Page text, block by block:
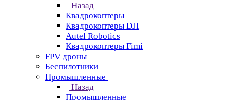
Назад
Квадрокоптеры
Квадрокоптеры DJI
Autel Robotics
Квадрокоптеры Fimi
FPV дроны
Беспилотники
Промышленные
Назад
Промышленные